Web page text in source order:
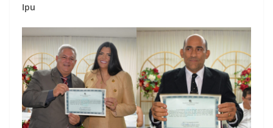
Ipu